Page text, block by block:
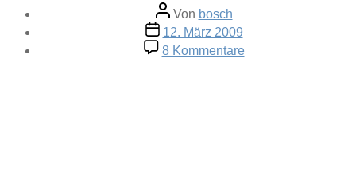
Beitragsautor
Von bosch
Veröffentlichungsdatum
12. März 2009
8 Kommentarezu
Regen